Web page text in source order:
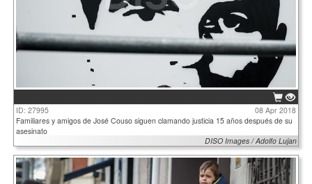
ID: 27995
08 Apr 2018
Familiares y amigos de José Couso siguen clamando justicia 15 años después de su
asesinato
DISO Images / Adolfo Lujan